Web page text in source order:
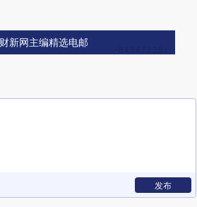
新网主编精选电邮
发布